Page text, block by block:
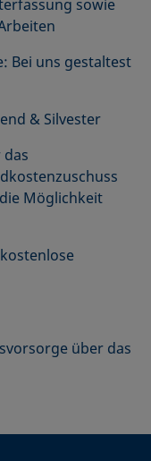
sowie
Bei uns gestaltest
& Silvester
Möglichkeit
über das